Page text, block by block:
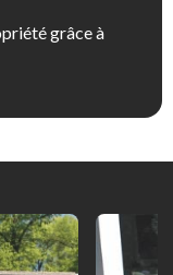
grâce à